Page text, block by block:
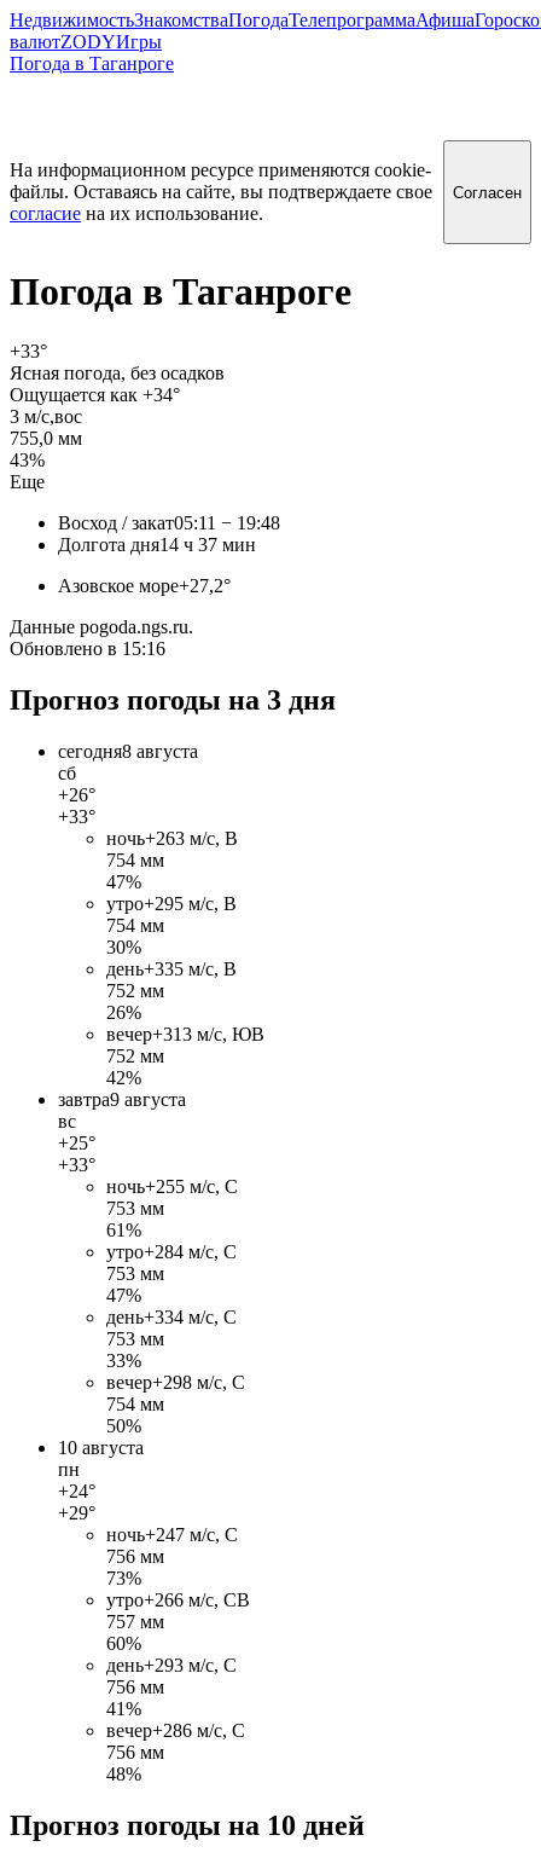
НедвижимостьЗнакомстваПогодаТелепрограммаАфиша
валютZODYИгры
Погода в Таганроге
На информационном ресурсе применяются cookie-
файлы. Оставаясь на сайте, вы подтверждаете свое
согласие на их использование.
Согласен
Погода в Таганроге
+33°
Ясная погода, без осадков
Ощущается как +34°
3 м/c,вос
755,0 мм
43%
Еще
Восход / закат05:11 − 19:48
Долгота дня14 ч 37 мин
Азовское море+27,2°
Данные pogoda.ngs.ru.
Обновлено в 15:16
Прогноз погоды на 3 дня
сегодня8 августа
сб
+26°
+33°
ночь+263 м/c, В
754 мм
47%
утро+295 м/c, В
754 мм
30%
день+335 м/c, В
752 мм
26%
вечер+313 м/c, ЮВ
752 мм
42%
завтра9 августа
вс
+25°
+33°
ночь+255 м/c, С
753 мм
61%
утро+284 м/c, С
753 мм
47%
день+334 м/c, С
753 мм
33%
вечер+298 м/c, С
754 мм
50%
10 августа
пн
+24°
+29°
ночь+247 м/c, С
756 мм
73%
утро+266 м/c, СВ
757 мм
60%
день+293 м/c, С
756 мм
41%
вечер+286 м/c, С
756 мм
48%
Прогноз погоды на 10 дней